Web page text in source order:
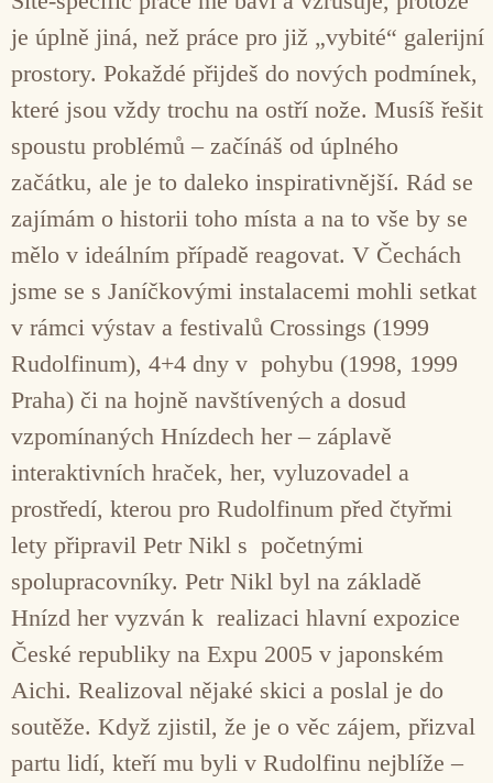
je úplně jiná, než práce pro již „vybité“ galerijní
prostory. Pokaždé přijdeš do nových podmínek,
které jsou vždy trochu na ostří nože. Musíš řešit
spoustu problémů – začínáš od úplného
začátku, ale je to daleko inspirativnější. Rád se
zajímám o historii toho místa a na to vše by se
mělo v ideálním případě reagovat. V Čechách
jsme se s Janíčkovými instalacemi mohli setkat
v rámci výstav a festivalů Crossings (1999
Rudolfinum), 4+4 dny v pohybu (1998, 1999
Praha) či na hojně navštívených a dosud
vzpomínaných Hnízdech her – záplavě
interaktivních hraček, her, vyluzovadel a
prostředí, kterou pro Rudolfinum před čtyřmi
lety připravil Petr Nikl s početnými
spolupracovníky. Petr Nikl byl na základě
Hnízd her vyzván k realizaci hlavní expozice
České republiky na Expu 2005 v japonském
Aichi. Realizoval nějaké skici a poslal je do
soutěže. Když zjistil, že je o věc zájem, přizval
partu lidí, kteří mu byli v Rudolfinu nejblíže –